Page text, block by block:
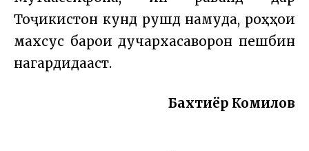
Тоҷикистон кунд рушд намуда, роҳҳои
махсус барои дучархасаворон пешбинӣ
нагардидааст.
Бахтиёр Комилов